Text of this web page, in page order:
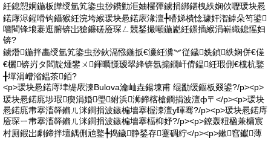
紝鎴愬姛鍦板皣绶氫笂鍌虫挱鐨勭洰妯欏彈鐪捐綁鍖栧紩娴佽嚦瑗块惖
鍩庨浕鍟嗗钩鑷猴紝浣垮緱瑗块惖鍩庡湪澶╄矒娣樻惗璩奸潪鎼朵笉鍙
嚐閵锋埌褰逛腑锛岀獊鐮磋厱琛ㄥ競鍫撮噸鍦嶏紝鐛插緱涓嶄織鎴愮妇
锛?
鐪熸鍦拌畵绶氫笂鍌虫挱鈥滆惤鍦扳€濓紝瀵︾従鐬姺鍞紩娴併€傞
€欐锛岃タ閻靛煄鐢ㄨ鍕曞憡瑷翠綘锛氬搧鐗屽偝鎾紝瑕侀€欓杭鐜
╂墠涓嶆渻鎾茶銆?
<p>瑗块惖鍩庤垏缇庡湅Bulova瀹屾垚鍚堜甫 绲勫缓鏂板叕鍙?/p><p>
瑗块惖鍩庣埗瑕瘈涓婚璺紨浜浉鍗楁槍鐧捐波澶ф〒</p><p>瑗块
惖鍩庣帇搴滀簳鏅ㄦ洣鐧捐波鏃楄墻搴楃洓澶у暉骞?/p><p>瑗块惖鍩庤
厱琛ㄧ帇搴滀簳鏅ㄦ洣鐧捐波鏃楄墻搴楅枊妤?/p><p>鐐轰粈楹兼槦宸
村厠鍜岀劇鍗拌壇鍝侀兘鐜╄捣鐬静鍫存蹇碉紵</p><p>鏉窞钀薄